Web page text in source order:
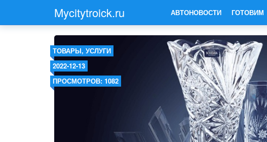
Mycitytroick.ru АВТОНОВОСТИ ГОТОВИМ
ТОВАРЫ, УСЛУГИ
2022-12-13
ПРОСМОТРОВ: 1082